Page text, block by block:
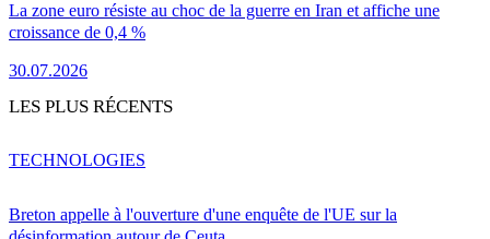
La zone euro résiste au choc de la guerre en Iran et affiche une
croissance de 0,4 %
30.07.2026
LES PLUS RÉCENTS
Breton appelle à l'ouverture d'une enquête de l'UE sur la
TECHNOLOGIES